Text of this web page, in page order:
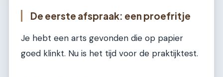
De eerste afspraak: een proefritje
Je hebt een arts gevonden die op papier
goed klinkt. Nu is het tijd voor de praktijktest.